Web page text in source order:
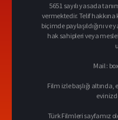
5651 sayılı yasada
vermektedir. Telif
biçimde paylaşıldığını
hak sahipleri veya
Mail :
Film izle başlığı
Türk Filmleri sayfamız